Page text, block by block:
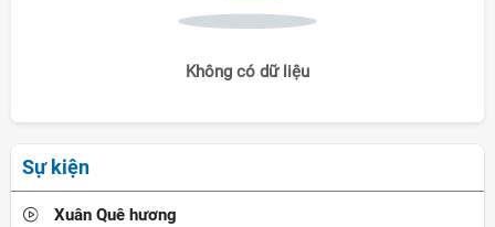
Không có dữ liệu
Sự kiện
Xuân Quê hương